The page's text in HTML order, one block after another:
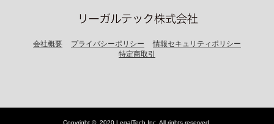
会社概要 プライバシーポリシー
情報セキュリティポリシー
特定商取引
Copyright © 2020 LegalTech,Inc . All rights reserved.